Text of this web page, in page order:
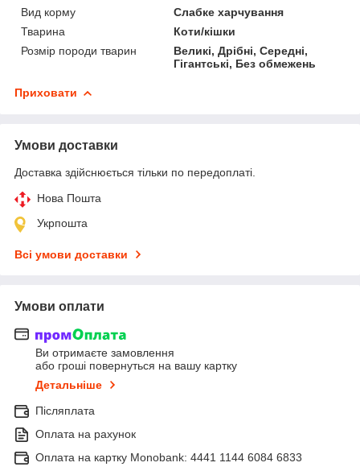
Вид корму
Слабке харчування
Тварина
Коти/кішки
Розмір породи тварин
Великі, Дрібні, Середні,
Гігантські, Без обмежень
Приховати
Умови доставки
Доставка здійснюється тільки по передоплаті.
Нова Пошта
Укрпошта
Всі умови доставки
Умови оплати
Ви отримаєте замовлення
або гроші повернуться на вашу картку
Детальніше
Післяплата
Оплата на рахунок
Оплата на картку Monobank: 4441 1144 6084 6833